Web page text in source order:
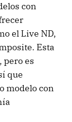
con
el Live ND,
Esta
pero es
que
modelo con